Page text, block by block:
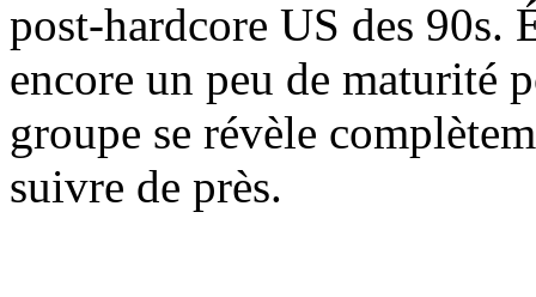
post-hardcore US des 90s.
encore un peu de maturité
groupe se révèle
suivre de près.